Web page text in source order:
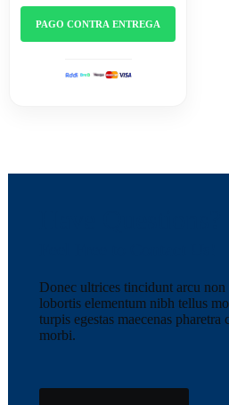
PAGO CONTRA ENTREGA
Donec ultrices tincidunt arcu non
lobortis elementum nibh tellus
turpis egestas maecenas pharetra
morbi.